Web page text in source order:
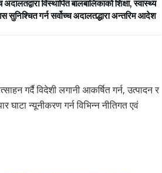
अदालतद्वारा विस्थापित बालबालिकाको शिक्षा, स्वास्थ्य
सुनिश्चित गर्न सर्वोच्च अदालतद्धारा अन्तरिम आदेश
गर्दै विदेशी लगानी आकर्षित गर्न, उत्पादन र
घाटा न्यूनीकरण गर्न विभिन्न नीतिगत एवं